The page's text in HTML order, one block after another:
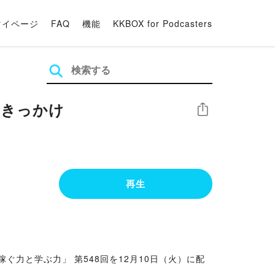
ページ FAQ 機能 KKBOX for Podcasters
っかけ シェア
再生
ぐ力と学ぶ力」 第548回を12月10日（火）に配